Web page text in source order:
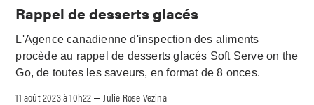
Rappel de desserts glacés
L'Agence canadienne d'inspection des aliments
procède au rappel de desserts glacés Soft Serve on the
Go, de toutes les saveurs, en format de 8 onces.
11 août 2023 à 10h22 – Julie Rose Vezina